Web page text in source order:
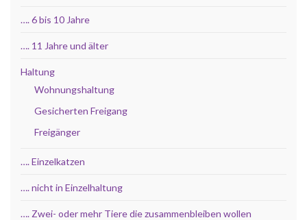
…. 6 bis 10 Jahre
…. 11 Jahre und älter
Haltung
Wohnungshaltung
Gesicherten Freigang
Freigänger
…. Einzelkatzen
…. nicht in Einzelhaltung
…. Zwei- oder mehr Tiere die zusammenbleiben wollen